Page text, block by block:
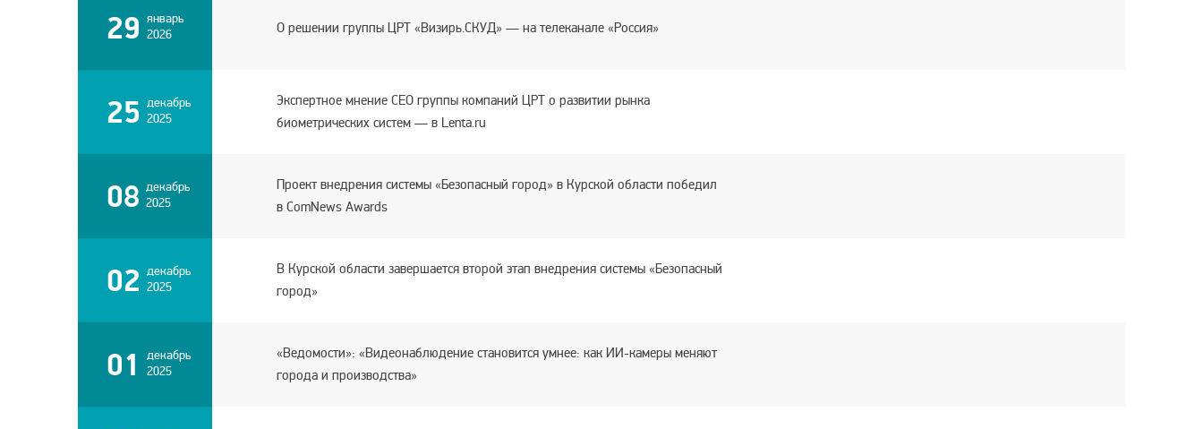
29 январь
2026
О решении группы ЦРТ «Визирь.СКУД» — на телеканале «Россия»
25 декабрь
2025
Экспертное мнение CEO группы компаний ЦРТ о развитии рынка
биометрических систем — в Lenta.ru
08 декабрь
2025
Проект внедрения системы «Безопасный город» в Курской области победил
в СomNews Awards
02 декабрь
2025
В Курской области завершается второй этап внедрения системы «Безопасный
город»
01
декабрь
2025
«Ведомости»: «Видеонаблюдение становится умнее: как ИИ-камеры меняют
города и производства»